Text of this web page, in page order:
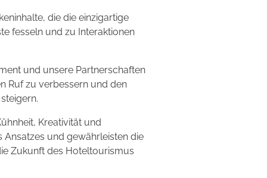
die die einzigartige
fesseln und zu Interaktionen
und unsere Partnerschaften
Ruf zu verbessern und den
Kreativität und
Ansatzes und gewährleisten die
Zukunft des Hoteltourismus